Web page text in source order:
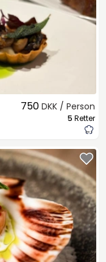
750 DKK / Person
5 Retter